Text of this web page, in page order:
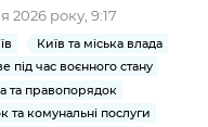
2026 року, 9:17
Київ та міська влада
під час воєнного стану
та правопорядок
та комунальні послуги